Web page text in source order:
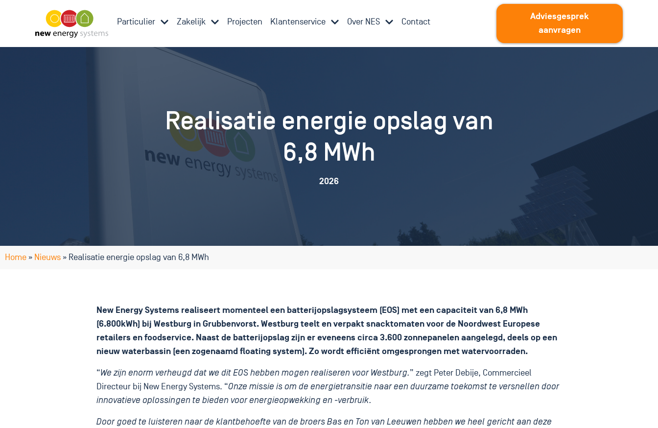
Particulier Zakelijk Projecten Klantenservice Over NES Contact
Adviesgesprek
aanvragen
Realisatie energie opslag van
6,8 MWh
2026
Home » Nieuws » Realisatie energie opslag van 6,8 MWh
New Energy Systems realiseert momenteel een batterijopslagsysteem (EOS) met een capaciteit van 6,8 MWh
(6.800kWh) bij Westburg in Grubbenvorst. Westburg teelt en verpakt snacktomaten voor de Noordwest Europese
retailers en foodservice. Naast de batterijopslag zijn er eveneens circa 3.600 zonnepanelen aangelegd, deels op een
nieuw waterbassin (een zogenaamd floating system). Zo wordt efficiënt omgesprongen met watervoorraden.
“We zijn enorm verheugd dat we dit EOS hebben mogen realiseren voor Westburg.” zegt Peter Debije, Commercieel
Directeur bij New Energy Systems. “Onze missie is om de energietransitie naar een duurzame toekomst te versnellen door
innovatieve oplossingen te bieden voor energieopwekking en -verbruik.
Door goed te luisteren naar de klantbehoefte van de broers Bas en Ton van Leeuwen hebben we heel gericht aan deze